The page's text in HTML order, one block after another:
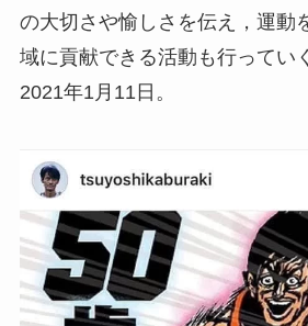
の大切さや愉しさを伝え，運動
域に貢献できる活動も行ってい
2021年1月11日。